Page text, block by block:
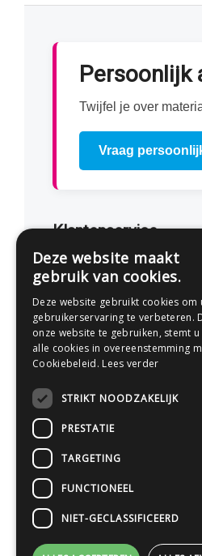
Persoonlijk
Twijfel je over
Vraag
Klantenservice
Bestanden aanleveren
Levertijden
Veelgestelde vragen
Deze website maakt
gebruik van cookies.
Deze website gebruikt cookies om
gebruikerservaring te verbeteren.
onze website te gebruiken, stemt
alle cookies in overeenstemming
Cookiebeleid. Lees verder
STRIKT NOODZAKELIJK
PRESTATIE
TARGETING
FUNCTIONEEL
NIET-GECLASSIFICEERD